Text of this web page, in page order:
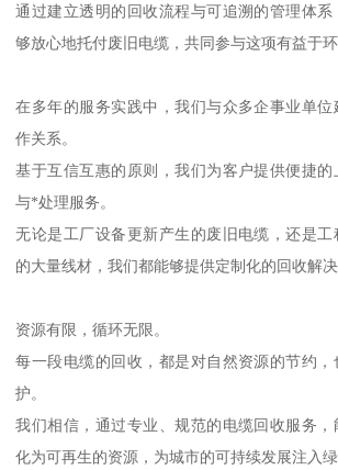
通过建立透明的回收流程与可追溯的管理体
够放心地托付废旧电缆，共同参与这项有益于环
在多年的服务实践中，我们与众多企事业单
作关系。
基于互信互惠的原则，我们为客户提供便捷
与*处理服务。
无论是工厂设备更新产生的废旧电缆，还是
的大量线材，我们都能够提供定制化的回收解决
资源有限，循环无限。
每一段电缆的回收，都是对自然资源的节约
护。
我们相信，通过专业、规范的电缆回收服务
化为可再生的资源，为城市的可持续发展注入绿